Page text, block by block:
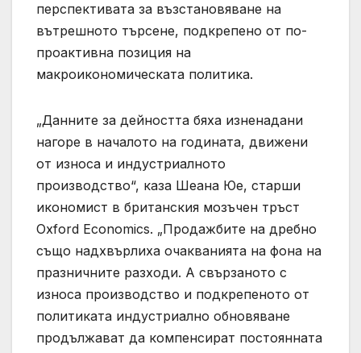
перспективата за възстановяване на
вътрешното търсене, подкрепено от по-
проактивна позиция на
макроикономическата политика.
„Данните за дейността бяха изненадани
нагоре в началото на годината, движени
от износа и индустриалното
производство“, каза Шеана Юе, старши
икономист в британския мозъчен тръст
Oxford Economics. „Продажбите на дребно
също надхвърлиха очакванията на фона на
празничните разходи. А свързаното с
износа производство и подкрепеното от
политиката индустриално обновяване
продължават да компенсират постоянната